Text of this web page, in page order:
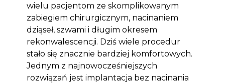
wielu pacjentom ze skomplikowanym
zabiegiem chirurgicznym, nacinaniem
dziąseł, szwami i długim okresem
rekonwalescencji. Dziś wiele procedur
stało się znacznie bardziej komfortowych.
Jednym z najnowocześniejszych
rozwiązań jest implantacja bez nacinania